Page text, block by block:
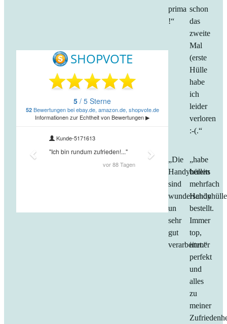
prima
!“
schon
das
zweite
Mal
(erste
Hülle
habe
ich
leider
verloren
:-(.“
„Die
Handyhüllen
sind
wunderschön
un
sehr
gut
verarbeitet.“
„habe
bereits
mehrfach
bestellt.
Immer
top,
immer
perfekt
und
alles
zu
meiner